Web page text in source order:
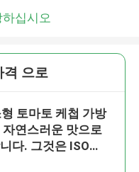
십시오
격 으로
토마토 케첩 가방
연스러운 맛으로
다. 그것은 ISO